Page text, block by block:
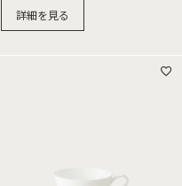
詳細を見る